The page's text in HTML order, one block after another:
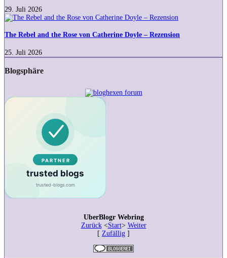
Twitch
streamen?
29. Juli 2026
The
and
Rose
von
Doyle
The Rebel and the Rose von Catherine Doyle – Rezension
25. Juli 2026
Blogsphäre
UberBlogr Webring
Zurück<Start> Weiter
[ Zufällig ]